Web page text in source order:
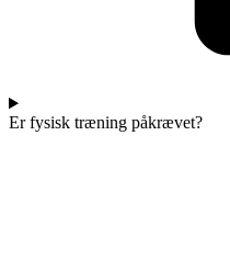
Er fysisk træning påkrævet?